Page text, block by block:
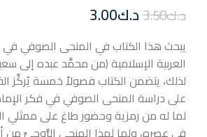
د.ك3.50د.ك3.00
يبحث هذا الكتاب في المنحى الصوفي في
العربية الإسلامية (من محمَّد عبده إلى
لذلك، يتضمن الكتاب فصولاً خمسة يُركِّز
على دراسة المنحى الصوفي في فكر
لما له من رمزية وحضور طاغ على ممثلي
في عصره، ولما لهذا المنحى الرُّوحيِّ